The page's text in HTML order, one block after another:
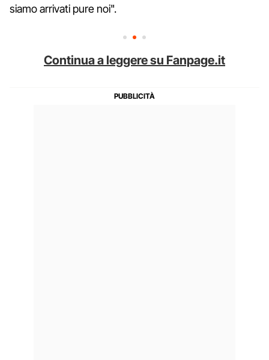
siamo arrivati pure noi".
Continua a leggere su Fanpage.it